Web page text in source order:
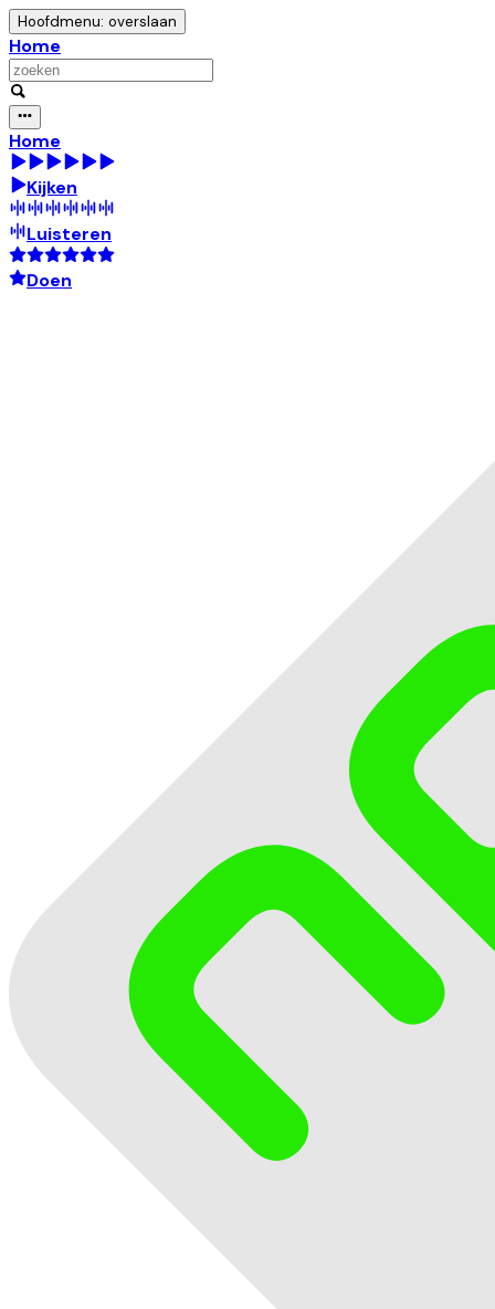
Hoofdmenu: overslaan
Home
Home
Kijken
Luisteren
Doen